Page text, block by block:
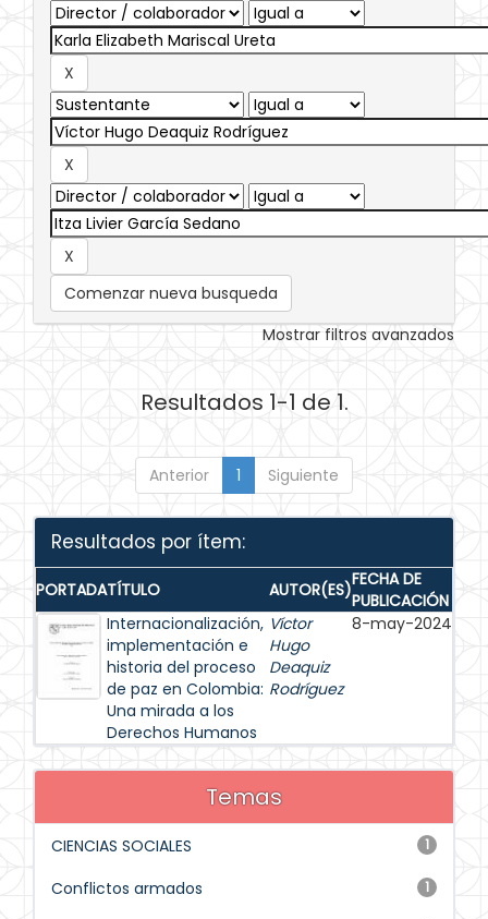
Comenzar nueva busqueda
Mostrar filtros avanzados
Resultados 1-1 de 1.
Anterior 1 Siguiente
Resultados por ítem:
PORTADATÍTULO AUTOR(ES)FECHA DE
PUBLICACIÓN
Internacionalización,
implementación e
historia del proceso
de paz en Colombia:
Una mirada a los
Derechos Humanos
Víctor
Hugo
Deaquiz
Rodríguez
8-may-2024
Temas
1
CIENCIAS SOCIALES
1
Conflictos armados